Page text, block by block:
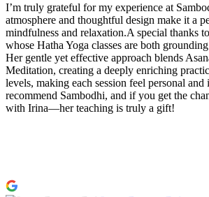
I’m truly grateful for my experience at
atmosphere and thoughtful design make it a
mindfulness and relaxation.A special thanks
whose Hatha Yoga classes are both
Her gentle yet effective approach blends
Meditation, creating a deeply enriching
levels, making each session feel personal
recommend Sambodhi, and if you get the
with Irina—her teaching is truly a gift!